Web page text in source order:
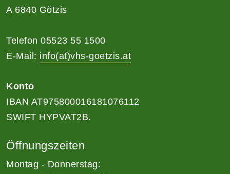
A 6840 Götzis
Telefon 05523 55 1500
E-Mail: info(at)vhs-goetzis.at
Konto
IBAN AT975800016181076112
SWIFT HYPVAT2B.
Öffnungszeiten
Montag - Donnerstag: